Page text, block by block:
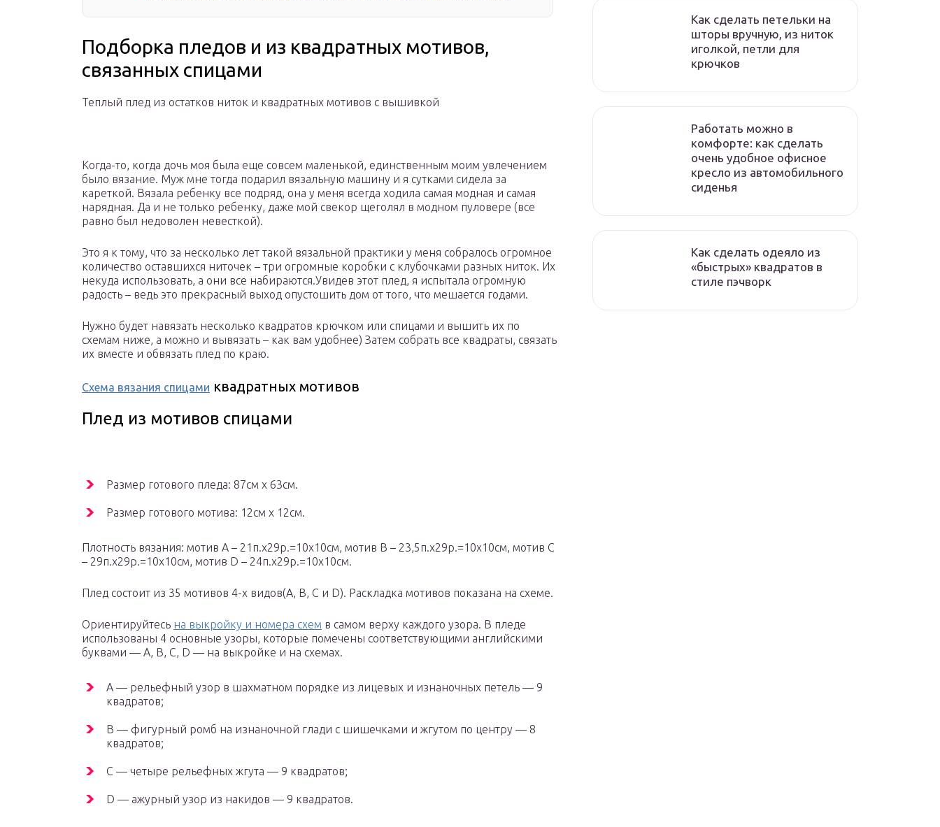
Подборка пледов и из квадратных мотивов,
связанных спицами
Теплый плед из остатков ниток и квадратных мотивов с вышивкой
Когда-то, когда дочь моя была еще совсем маленькой, единственным моим увлечением
было вязание. Муж мне тогда подарил вязальную машину и я сутками сидела за
кареткой. Вязала ребенку все подряд, она у меня всегда ходила самая модная и самая
нарядная. Да и не только ребенку, даже мой свекор щеголял в модном пуловере (все
равно был недоволен невесткой).
Это я к тому, что за несколько лет такой вязальной практики у меня собралось огромное
количество оставшихся ниточек – три огромные коробки с клубочками разных ниток. Их
некуда использовать, а они все набираются.Увидев этот плед, я испытала огромную
радость – ведь это прекрасный выход опустошить дом от того, что мешается годами.
Нужно будет навязать несколько квадратов крючком или спицами и вышить их по
схемам ниже, а можно и вывязать – как вам удобнее) Затем собрать все квадраты, связать
их вместе и обвязать плед по краю.
Схема вязания спицами квадратных мотивов
Плед из мотивов спицами
Размер готового пледа: 87см х 63см.
Размер готового мотива: 12см х 12см.
Плотность вязания: мотив А – 21п.х29р.=10х10см, мотив В – 23,5п.х29р.=10х10см, мотив С
– 29п.х29р.=10х10см, мотив D – 24п.х29р.=10х10см.
Плед состоит из 35 мотивов 4-х видов(А, B, С и D). Раскладка мотивов показана на схеме.
Ориентируйтесь на выкройку и номера схем в самом верху каждого узора. В пледе
использованы 4 основные узоры, которые помечены соответствующими английскими
буквами — A, B, C, D — на выкройке и на схемах.
A — рельефный узор в шахматном порядке из лицевых и изнаночных петель — 9
квадратов;
B — фигурный ромб на изнаночной глади с шишечками и жгутом по центру — 8
квадратов;
C — четыре рельефных жгута — 9 квадратов;
D — ажурный узор из накидов — 9 квадратов.
Как сделать петельки на
шторы вручную, из ниток
иголкой, петли для
крючков
Работать можно в
комфорте: как сделать
очень удобное офисное
кресло из автомобильного
сиденья
Как сделать одеяло из
«быстрых» квадратов в
стиле пэчворк